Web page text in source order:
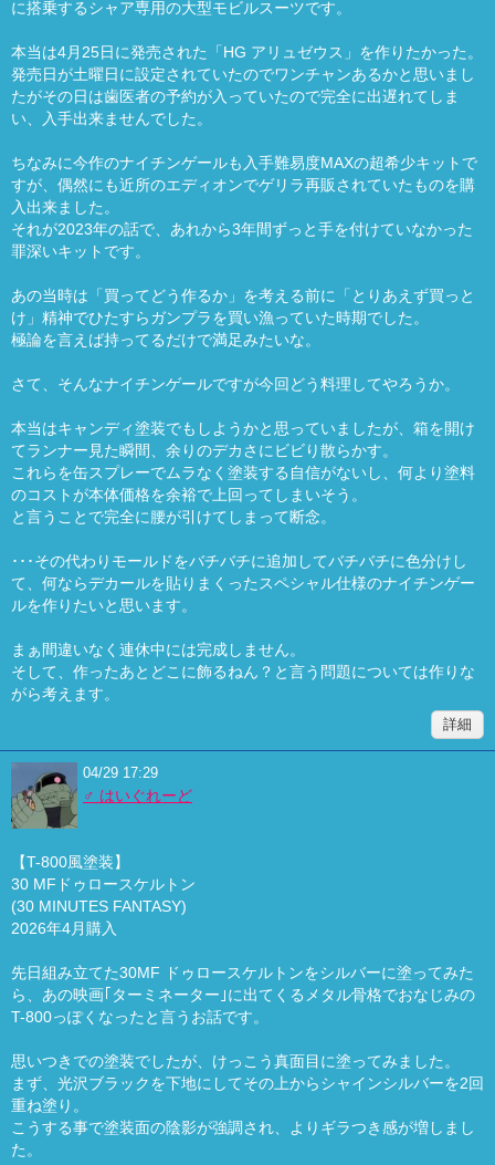
に搭乗するシャア専用の大型モビルスーツです。
本当は4月25日に発売された「HG アリュゼウス」を作りたかった。
発売日が土曜日に設定されていたのでワンチャンあるかと思いまし
たがその日は歯医者の予約が入っていたので完全に出遅れてしま
い、入手出来ませんでした。
ちなみに今作のナイチンゲールも入手難易度MAXの超希少キットで
すが、偶然にも近所のエディオンでゲリラ再販されていたものを購
入出来ました。
それが2023年の話で、あれから3年間ずっと手を付けていなかった
罪深いキットです。
あの当時は「買ってどう作るか」を考える前に「とりあえず買っと
け」精神でひたすらガンプラを買い漁っていた時期でした。
極論を言えば持ってるだけで満足みたいな。
さて、そんなナイチンゲールですが今回どう料理してやろうか。
本当はキャンディ塗装でもしようかと思っていましたが、箱を開け
てランナー見た瞬間、余りのデカさにビビり散らかす。
これらを缶スプレーでムラなく塗装する自信がないし、何より塗料
のコストが本体価格を余裕で上回ってしまいそう。
と言うことで完全に腰が引けてしまって断念。
･･･その代わりモールドをバチバチに追加してバチバチに色分けし
て、何ならデカールを貼りまくったスペシャル仕様のナイチンゲー
ルを作りたいと思います。
まぁ間違いなく連休中には完成しません。
そして、作ったあとどこに飾るねん？と言う問題については作りな
がら考えます。
詳細
04/29 17:29
♂ はいぐれーど
【T-800風塗装】
30 MFドゥロースケルトン
(30 MINUTES FANTASY)
2026年4月購入
先日組み立てた30MF ドゥロースケルトンをシルバーに塗ってみた
ら、あの映画｢ターミネーター｣に出てくるメタル骨格でおなじみの
T-800っぽくなったと言うお話です。
思いつきでの塗装でしたが、けっこう真面目に塗ってみました。
まず、光沢ブラックを下地にしてその上からシャインシルバーを2回
重ね塗り。
こうする事で塗装面の陰影が強調され、よりギラつき感が増しまし
た。